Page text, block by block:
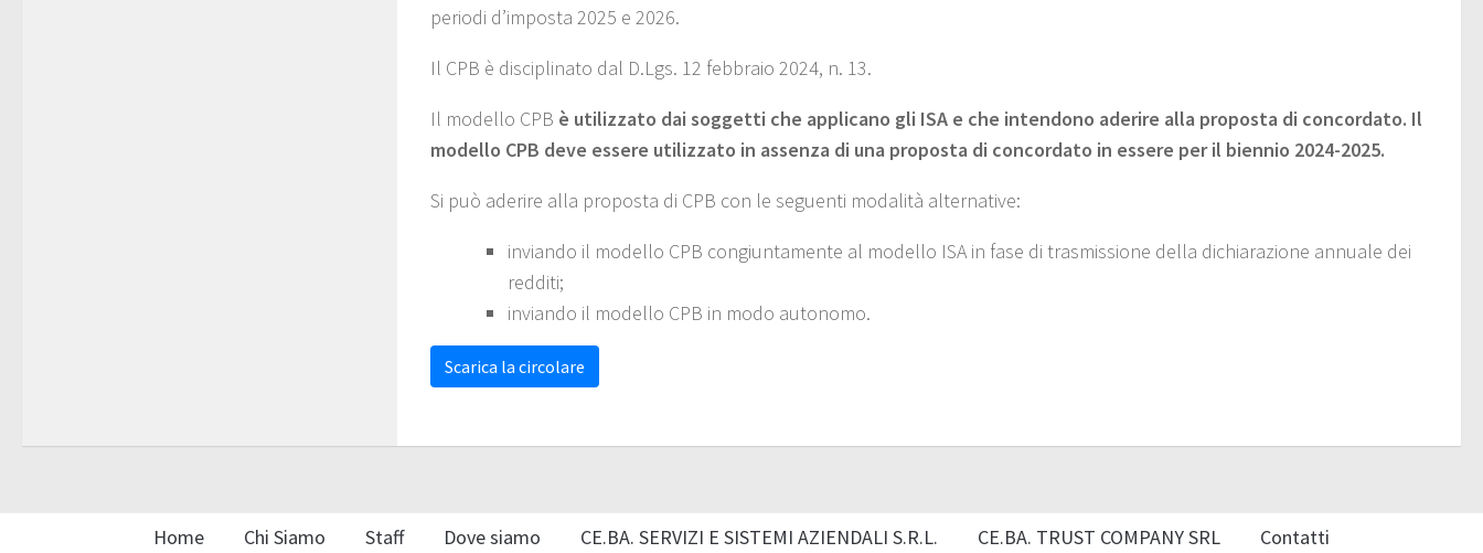
periodi d’imposta 2025 e 2026.
Il CPB è disciplinato dal D.Lgs. 12 febbraio 2024, n. 13.
Il modello CPB è utilizzato dai soggetti che applicano gli ISA e che intendono aderire alla proposta di concordato. Il
modello CPB deve essere utilizzato in assenza di una proposta di concordato in essere per il biennio 2024-2025.
Si può aderire alla proposta di CPB con le seguenti modalità alternative:
inviando il modello CPB congiuntamente al modello ISA in fase di trasmissione della dichiarazione annuale dei
redditi;
inviando il modello CPB in modo autonomo.
Scarica la circolare
Home Chi Siamo Staff Dove siamo CE.BA. SERVIZI E SISTEMI AZIENDALI S.R.L. CE.BA. TRUST COMPANY SRL Contatti